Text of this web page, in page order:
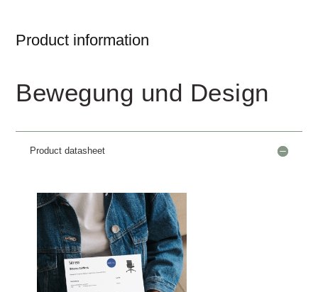
Product information
Bewegung und Design
Product datasheet